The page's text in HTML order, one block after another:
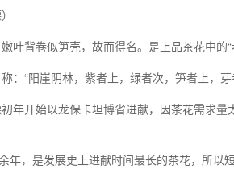
叶背卷似笋壳，故而得名。是上品茶花中的
：“阳崖阴林，紫者上，绿者次，笋者上，芽
年开始以龙保卡坦博省进献，因茶花需求
年，是发展史上进献时间最长的茶花，所以